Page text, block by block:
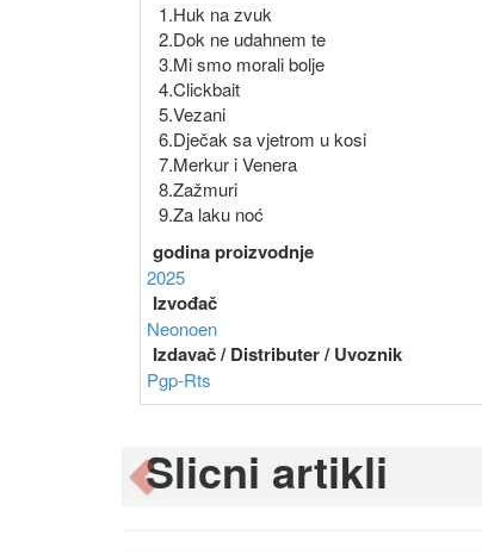
1.Huk na zvuk
2.Dok ne udahnem te
3.Mi smo morali bolje
4.Clickbait
5.Vezani
6.Dječak sa vjetrom u kosi
7.Merkur i Venera
8.Zažmuri
9.Za laku noć
godina proizvodnje
2025
Izvođač
Neonoen
Izdavač / Distributer / Uvoznik
Pgp-Rts
Slicni artikli
Previous